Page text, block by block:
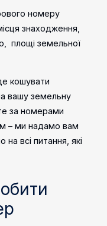
номеру
знаходження,
площі земельної
кошувати
вашу земельну
за номерами
– ми надамо вам
на всі питання, які